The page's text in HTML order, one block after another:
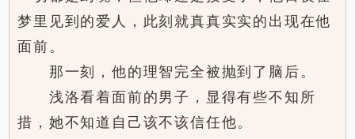
梦里见到的爱人，此刻就真真实实的出现在他
面前。
那一刻，他的理智完全被抛到了脑后。
浅洛看着面前的男子，显得有些不知所
措，她不知道自己该不该信任他。